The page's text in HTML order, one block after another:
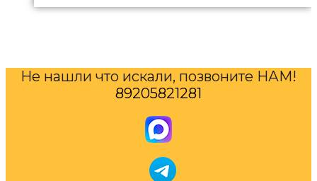
Не нашли что искали, позвоните НАМ!
89205821281